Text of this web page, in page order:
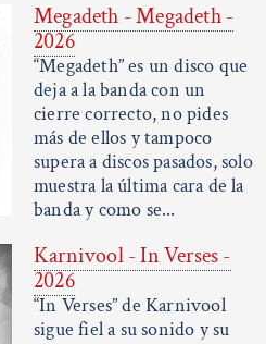
Megadeth - Megadeth -
2026
“Megadeth” es un disco que
deja a la banda con un
cierre correcto, no pides
más de ellos y tampoco
supera a discos pasados, solo
muestra la última cara de la
banda y como se...
Karnivool - In Verses -
2026
“In Verses” de Karnivool
sigue fiel a su sonido y su